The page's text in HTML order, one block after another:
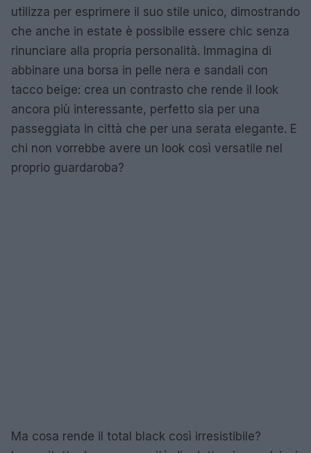
utilizza per esprimere il suo stile unico, dimostrando
che anche in estate è possibile essere chic senza
rinunciare alla propria personalità. Immagina di
abbinare una borsa in pelle nera e sandali con
tacco beige: crea un contrasto che rende il look
ancora più interessante, perfetto sia per una
passeggiata in città che per una serata elegante. E
chi non vorrebbe avere un look così versatile nel
proprio guardaroba?
Ma cosa rende il total black così irresistibile?